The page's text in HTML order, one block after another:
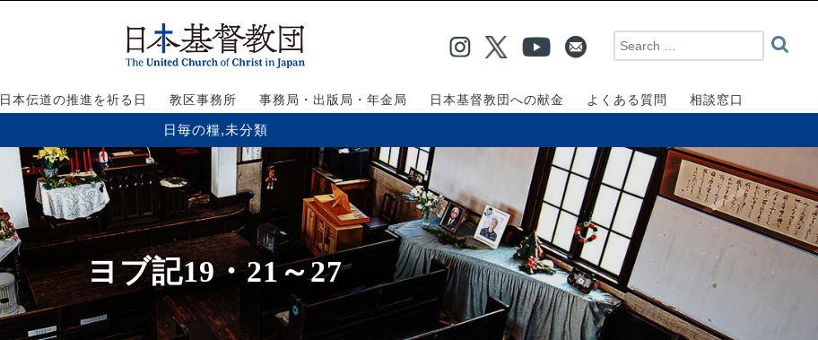
日本伝道の推進を祈る日 教区事務所 事務局・出版局・年金局 日本基督教団への献金 よくある質問 相談窓口
日毎の糧,未分類
ヨブ記19・21～27